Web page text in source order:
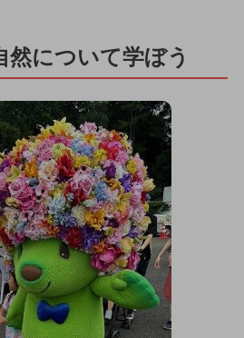
然について学ぼう